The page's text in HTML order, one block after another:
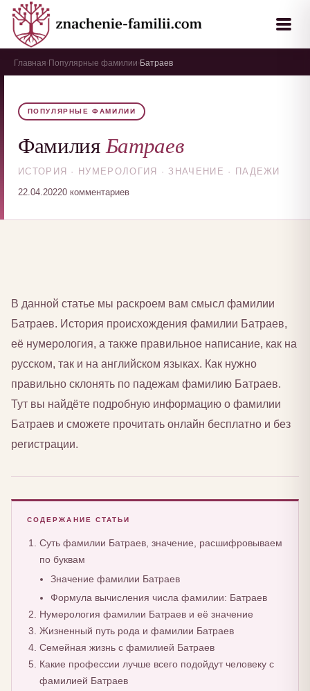
Главная Популярные фамилии Батраев
ПОПУЛЯРНЫЕ ФАМИЛИИ
ФамилияБатраев
ИСТОРИЯ · НУМЕРОЛОГИЯ · ЗНАЧЕНИЕ · ПАДЕЖИ
22.04.20220 комментариев
В данной статье мы раскроем вам смысл фамилии
Батраев. История происхождения фамилии Батраев,
её нумерология, а также правильное написание, как на
русском, так и на английском языках. Как нужно
правильно склонять по падежам фамилию Батраев.
Тут вы найдёте подробную информацию о фамилии
Батраев и сможете прочитать онлайн бесплатно и без
регистрации.
СОДЕРЖАНИЕ СТАТЬИ
Суть фамилии Батраев, значение, расшифровываем
по буквам
Значение фамилии Батраев
Формула вычисления числа фамилии: Батраев
Нумерология фамилии Батраев и её значение
Жизненный путь рода и фамилии Батраев
Семейная жизнь с фамилией Батраев
Какие профессии лучше всего подойдут человеку с
фамилией Батраев